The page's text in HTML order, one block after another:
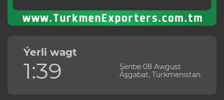
Ýerli wagt
1:39
Şenbe 08 Awgust
Aşgabat, Türkmenistan